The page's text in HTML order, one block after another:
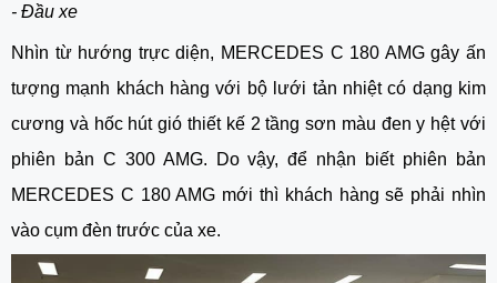
- Đầu xe
Nhìn từ hướng trực diện, MERCEDES C 180 AMG gây ấn
tượng mạnh khách hàng với bộ lưới tản nhiệt có dạng kim
cương và hốc hút gió thiết kế 2 tầng sơn màu đen y hệt với
phiên bản C 300 AMG. Do vậy, để nhận biết phiên bản
MERCEDES C 180 AMG mới thì khách hàng sẽ phải nhìn
vào cụm đèn trước của xe.